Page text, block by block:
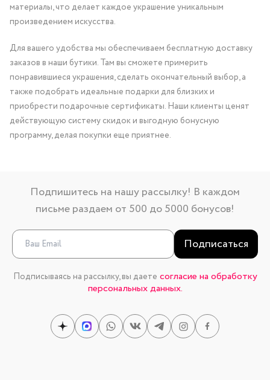
материалы, что делает каждое украшение уникальным
произведением искусства.
Для вашего удобства мы обеспечиваем бесплатную доставку
заказов в наши бутики. Там вы сможете примерить
понравившиеся украшения, сделать окончательный выбор, а
также подобрать идеальные подарки для близких и
приобрести подарочные сертификаты. Наши клиенты ценят
действующую систему скидок и выгодную бонусную
программу, делая покупки еще приятнее.
Подпишитесь на нашу рассылку! В каждом
письме раздаем от 500 до 5000 бонусов!
Подписаться
Подписываясь на рассылку, вы даете согласие на обработку
персональных данных.